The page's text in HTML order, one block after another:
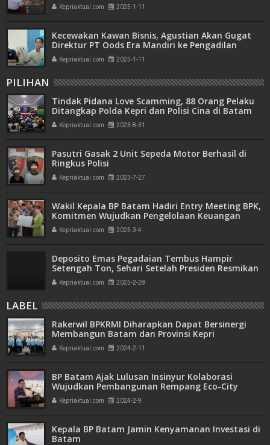
Kepriaktual.com 2025-1-11
Kecewakan Kawan Bisnis, Agustian Akan Gugat
Direktur PT Oods Era Mandiri ke Pengadilan
Negeri Batam
Kepriaktual.com 2025-1-11
PILIHAN
Tindak Pidana Love Scamming, 88 Orang Pelaku
Ditangkap Polda Kepri dan Polisi Cina di Batam
Kepriaktual.com 2023-8-31
Pasutri Gasak 2 Unit Sepeda Motor Berhasil di
Ringkus Polisi
Kepriaktual.com 2023-7-27
Wakil Kepala BP Batam Hadiri Entry Meeting BPK,
Komitmen Wujudkan Pengelolaan Keuangan
Transparan dan Akuntabel
Kepriaktual.com 2025-3-4
Deposito Emas Pegadaian Tembus Hampir
Setengah Ton, Sehari Setelah Presiden Resmikan
Bank Emas
Kepriaktual.com 2025-2-28
LABEL
Rakerwil BPKRMI Diharapkan Dapat Bersinergi
Membangun Batam dan Provinsi Kepri
Kepriaktual.com 2024-2-11
BP Batam Ajak Lulusan Insinyur Kolaborasi
Wujudkan Pembangunan Rempang Eco-City
Kepriaktual.com 2024-2-9
Kepala BP Batam Jamin Kenyamanan Investasi di
Batam